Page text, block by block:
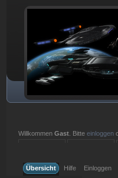
WillkommenGast . Bitteeinloggen
Übersicht
Hilfe Einloggen